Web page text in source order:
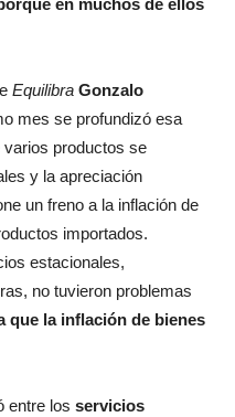
en muchos de ellos
Equilibra Gonzalo
mes se profundizó esa
varios productos se
y la apreciación
un freno a la inflación de
importados.
estacionales,
no tuvieron problemas
que la inflación de bienes
entre los servicios